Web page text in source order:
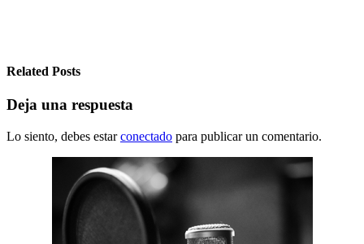
Related Posts
Deja una respuesta
Lo siento, debes estarconectado para publicar un comentario.